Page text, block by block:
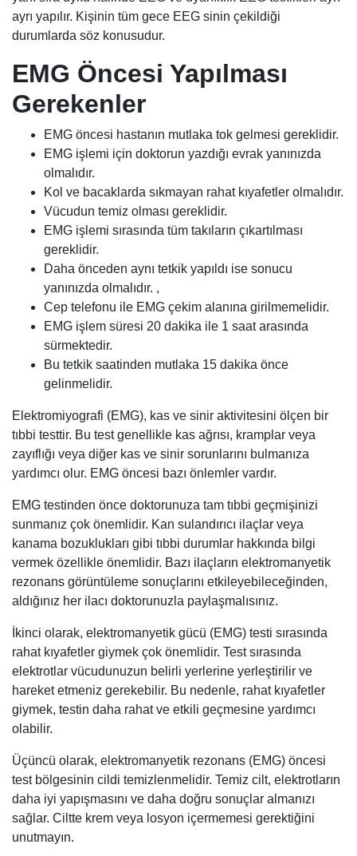
ayrı yapılır. Kişinin tüm gece EEG sinin çekildiği
durumlarda söz konusudur.
EMG Öncesi Yapılması
Gerekenler
EMG öncesi hastanın mutlaka tok gelmesi gereklidir.
EMG işlemi için doktorun yazdığı evrak yanınızda
olmalıdır.
Kol ve bacaklarda sıkmayan rahat kıyafetler olmalıdır.
Vücudun temiz olması gereklidir.
EMG işlemi sırasında tüm takıların çıkartılması
gereklidir.
Daha önceden aynı tetkik yapıldı ise sonucu
yanınızda olmalıdır. ,
Cep telefonu ile EMG çekim alanına girilmemelidir.
EMG işlem süresi 20 dakika ile 1 saat arasında
sürmektedir.
Bu tetkik saatinden mutlaka 15 dakika önce
gelinmelidir.
Elektromiyografi (EMG), kas ve sinir aktivitesini ölçen bir
tıbbi testtir. Bu test genellikle kas ağrısı, kramplar veya
zayıflığı veya diğer kas ve sinir sorunlarını bulmanıza
yardımcı olur. EMG öncesi bazı önlemler vardır.
EMG testinden önce doktorunuza tam tıbbi geçmişinizi
sunmanız çok önemlidir. Kan sulandırıcı ilaçlar veya
kanama bozuklukları gibi tıbbi durumlar hakkında bilgi
vermek özellikle önemlidir. Bazı ilaçların elektromanyetik
rezonans görüntüleme sonuçlarını etkileyebileceğinden,
aldığınız her ilacı doktorunuzla paylaşmalısınız.
İkinci olarak, elektromanyetik gücü (EMG) testi sırasında
rahat kıyafetler giymek çok önemlidir. Test sırasında
elektrotlar vücudunuzun belirli yerlerine yerleştirilir ve
hareket etmeniz gerekebilir. Bu nedenle, rahat kıyafetler
giymek, testin daha rahat ve etkili geçmesine yardımcı
olabilir.
Üçüncü olarak, elektromanyetik rezonans (EMG) öncesi
test bölgesinin cildi temizlenmelidir. Temiz cilt, elektrotların
daha iyi yapışmasını ve daha doğru sonuçlar almanızı
sağlar. Ciltte krem veya losyon içermemesi gerektiğini
unutmayın.